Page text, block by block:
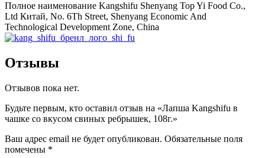
Полное наименование Kangshifu Shenyang Top Yi Food Co.,
Ltd Китай, No. 6Th Street, Shenyang Economic And
Technological Development Zone, China
Отзывы
Отзывов пока нет.
Будьте первым, кто оставил отзыв на «Лапша Kangshifu в
чашке со вкусом свиных ребрышек, 108г.»
Ваш адрес email не будет опубликован. Обязательные поля
помечены *